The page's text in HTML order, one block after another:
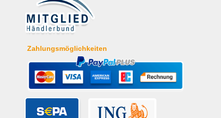
Zahlungsmöglichkeiten